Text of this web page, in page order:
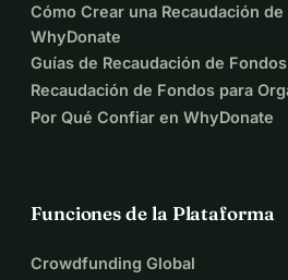
Cómo Crear una Recaudación
WhyDonate
Guías de Recaudación de Fondos
Recaudación de Fondos para
Por Qué Confiar en WhyDonate
Funciones de la Plataforma
Crowdfunding Global